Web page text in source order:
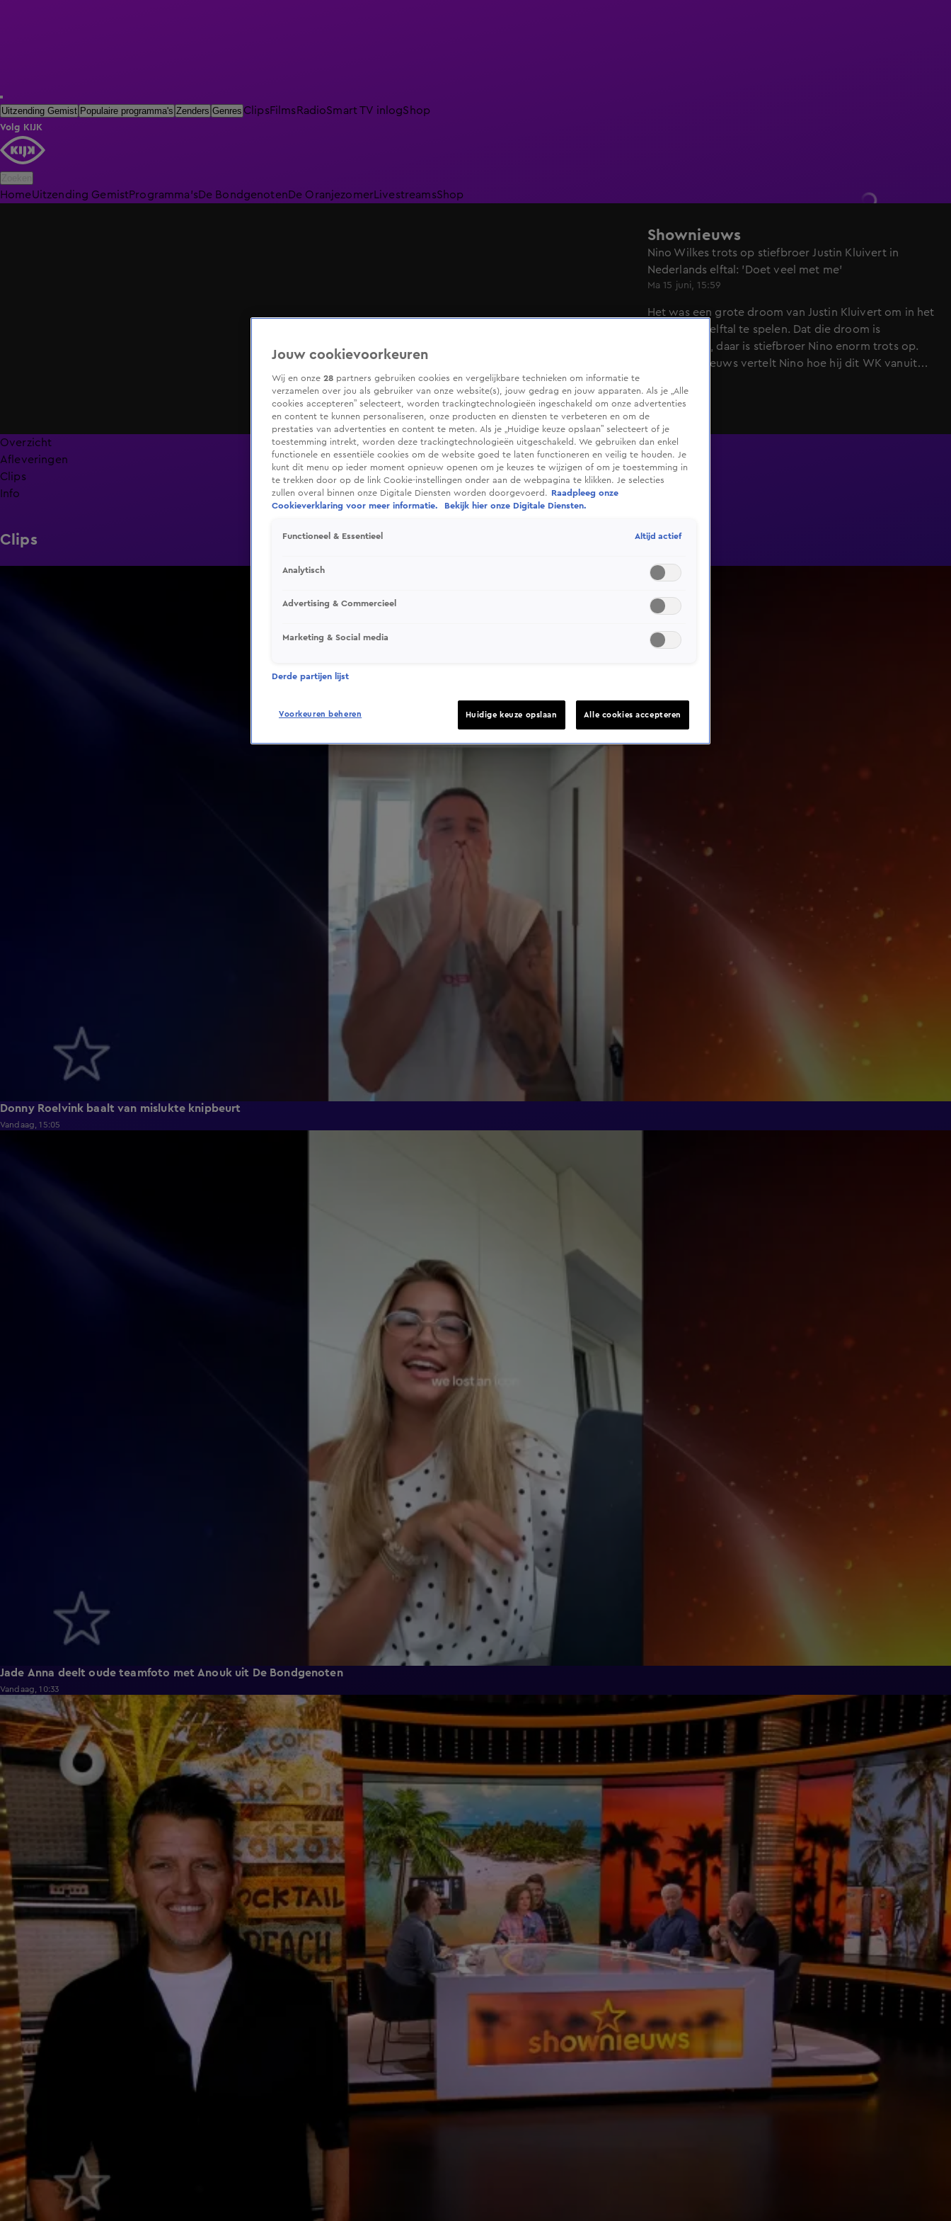
Uitzending Gemist Populaire programma's Zenders Genres ClipsFilmsRadioSmart TV inlogShop
Volg KIJK
HomeUitzending GemistProgramma'sDe BondgenotenDe Oranjezomer LivestreamsShop
Shownieuws
Nino Wilkes trots op stiefbroer Justin Kluivert in
Nederlands elftal: 'Doet veel met me'
Ma 15 juni, 15:59
Het was een grote droom van Justin Kluivert om in het
Nederlands elftal te spelen. Dat die droom is
uitgekomen, daar is stiefbroer Nino enorm trots op.
Aan Shownieuws vertelt Nino hoe hij dit WK vanuit
Overzicht
Afleveringen
Clips
Info
Clips
Donny Roelvink baalt van mislukte knipbeurt
Vandaag, 15:05
Jade Anna deelt oude teamfoto met Anouk uit De Bondgenoten
Vandaag, 10:33
3:12
Jouw cookievoorkeuren
Wij en onze 28 partners gebruiken cookies en vergelijkbare technieken om informatie te
verzamelen over jou als gebruiker van onze website(s), jouw gedrag en jouw apparaten. Als je „Alle
cookies accepteren” selecteert, worden trackingtechnologieën ingeschakeld om onze advertenties
en content te kunnen personaliseren, onze producten en diensten te verbeteren en om de
prestaties van advertenties en content te meten. Als je „Huidige keuze opslaan” selecteert of je
toestemming intrekt, worden deze trackingtechnologieën uitgeschakeld. We gebruiken dan enkel
functionele en essentiële cookies om de website goed te laten functioneren en veilig te houden. Je
kunt dit menu op ieder moment opnieuw openen om je keuzes te wijzigen of om je toestemming in
te trekken door op de link Cookie-instellingen onder aan de webpagina te klikken. Je selecties
zullen overal binnen onze Digitale Diensten worden doorgevoerd.
Raadpleeg onze
Cookieverklaring voor meer informatie.
Bekijk hier onze Digitale Diensten.
Functioneel & Essentieel Altijd actief
Analytisch
Advertising & Commercieel
Marketing & Social media
Derde partijen lijst
Voorkeuren beheren Huidige keuze opslaan Alle cookies accepteren